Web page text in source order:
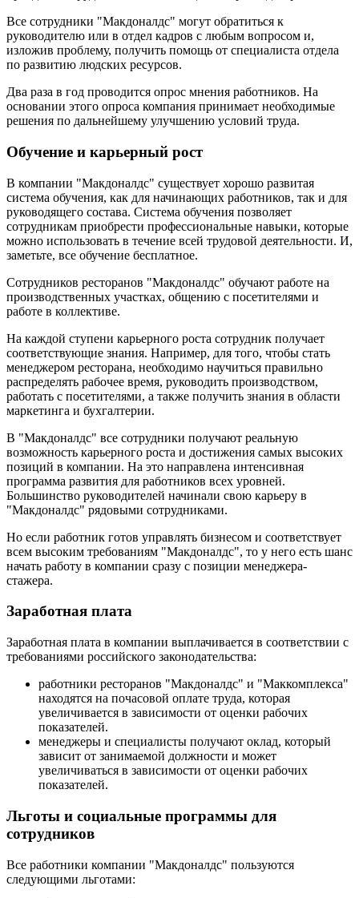
Все сотрудники "Макдоналдс" могут обратиться к
руководителю или в отдел кадров с любым вопросом и,
изложив проблему, получить помощь от специалиста отдела
по развитию людских ресурсов.
Два раза в год проводится опрос мнения работников. На
основании этого опроса компания принимает необходимые
решения по дальнейшему улучшению условий труда.
Обучение и карьерный рост
В компании "Макдоналдс" существует хорошо развитая
система обучения, как для начинающих работников, так и для
руководящего состава. Система обучения позволяет
сотрудникам приобрести профессиональные навыки, которые
можно использовать в течение всей трудовой деятельности. И,
заметьте, все обучение бесплатное.
Сотрудников ресторанов "Макдоналдс" обучают работе на
производственных участках, общению с посетителями и
работе в коллективе.
На каждой ступени карьерного роста сотрудник получает
соответствующие знания. Например, для того, чтобы стать
менеджером ресторана, необходимо научиться правильно
распределять рабочее время, руководить производством,
работать с посетителями, а также получить знания в области
маркетинга и бухгалтерии.
В "Макдоналдс" все сотрудники получают реальную
возможность карьерного роста и достижения самых высоких
позиций в компании. На это направлена интенсивная
программа развития для работников всех уровней.
Большинство руководителей начинали свою карьеру в
"Макдоналдс" рядовыми сотрудниками.
Но если работник готов управлять бизнесом и соответствует
всем высоким требованиям "Макдоналдс", то у него есть шанс
начать работу в компании сразу с позиции менеджера-
стажера.
Заработная плата
Заработная плата в компании выплачивается в соответствии с
требованиями российского законодательства:
работники ресторанов "Макдоналдс" и "Маккомплекса"
находятся на почасовой оплате труда, которая
увеличивается в зависимости от оценки рабочих
показателей.
менеджеры и специалисты получают оклад, который
зависит от занимаемой должности и может
увеличиваться в зависимости от оценки рабочих
показателей.
Льготы и социальные программы для
сотрудников
Все работники компании "Макдоналдс" пользуются
следующими льготами: